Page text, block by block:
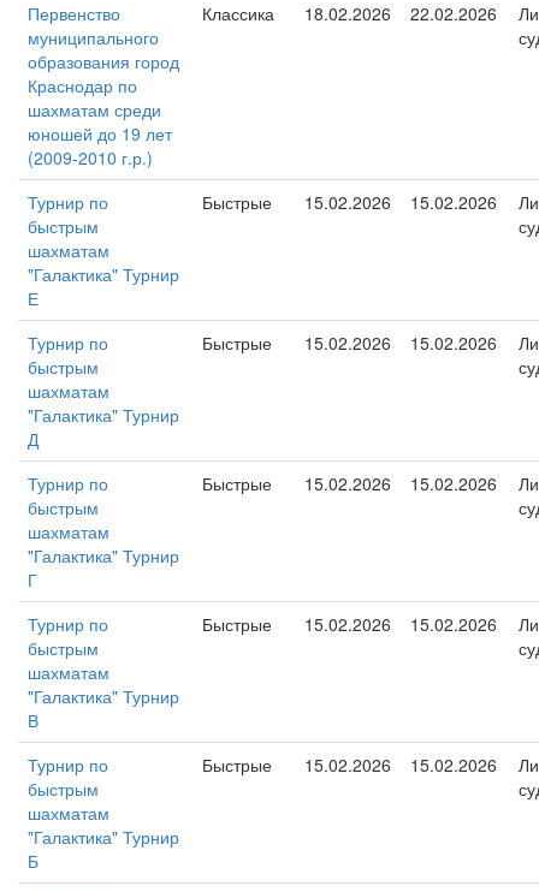
Первенство
муниципального
образования город
Краснодар по
шахматам среди
юношей до 19 лет
(2009-2010 г.р.)
Классика 18.02.2026 22.02.2026
Турнир по
быстрым
шахматам
"Галактика" Турнир
Е
Быстрые 15.02.2026 15.02.2026
Турнир по
быстрым
шахматам
"Галактика" Турнир
Д
Быстрые 15.02.2026 15.02.2026
Турнир по
быстрым
шахматам
"Галактика" Турнир
Г
Быстрые 15.02.2026 15.02.2026
Турнир по
быстрым
шахматам
"Галактика" Турнир
В
Быстрые 15.02.2026 15.02.2026
Турнир по
быстрым
шахматам
"Галактика" Турнир
Б
Быстрые 15.02.2026 15.02.2026